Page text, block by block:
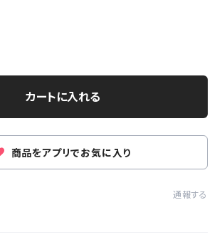
カートに入れる
商品をアプリでお気に入り
通報する